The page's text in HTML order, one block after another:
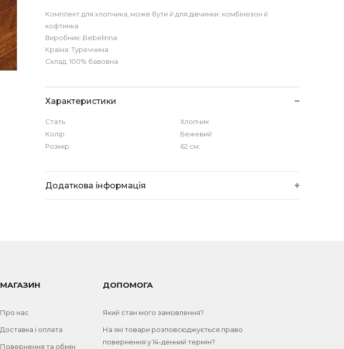
Комплект для хлопчика, може бути й для дівчинки: комбінезон й
кофтинка
Виробник: Bebelinna
Країна: Туреччина
Склад: 100% бавовна
Характеристики
Стать
Хлопчик
Колір
Бежевий
Розмір
62 см.
Додаткова інформація
МАГАЗИН
Про нас
Доставка і оплата
Повернення та обмін
ДОПОМОГА
Який стан мого замовлення?
На які товари розповсюджується право
повернення у 14-денний термін?